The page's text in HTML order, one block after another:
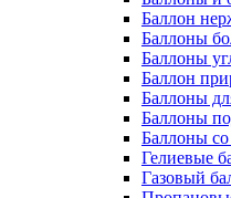
Баллон
Баллоны
Баллоны
Баллон
Баллоны
Баллоны
Баллоны
Гелиевые
Газовый